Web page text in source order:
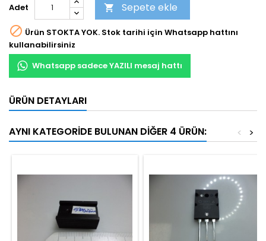
Adet  Sepete ekle
 Ürün STOKTA YOK. Stok tarihi için Whatsapp hattını
kullanabilirsiniz
Whatsapp sadece YAZILI mesaj hattı
ÜRÜN DETAYLARI
AYNI KATEGORIDE BULUNAN DIĞER 4 ÜRÜN: >
<